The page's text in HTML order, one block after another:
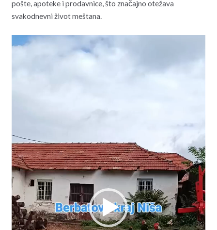
pošte, apoteke i prodavnice, što značajno otežava
svakodnevni život meštana.
Video